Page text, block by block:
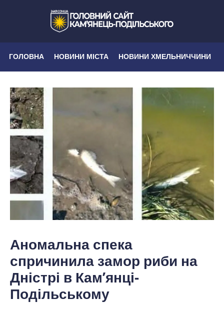
ГОЛОВНА НОВИНИ МІСТА НОВИНИ ХМЕЛЬНИЧЧИНИ
Аномальна спека
спричинила замор риби на
Дністрі в Кам’янці-
Подільському